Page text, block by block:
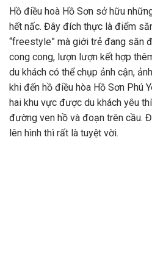
Hồ điều hoà Hồ Sơn sở hữu
hết nấc. Đây đích thực là điểm
“freestyle” mà giới trẻ đang săn
cong cong, lượn lượn kết hợp
du khách có thể chụp ảnh cận,
khi đến hồ điều hòa Hồ Sơn Phú
hai khu vực được du khách yêu
đường ven hồ và đoạn trên cầu.
lên hình thì rất là tuyệt vời.